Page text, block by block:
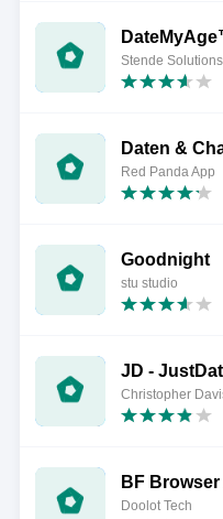
Stende
Daten &
Red Panda App
Goodnight
stu studio
JD -
Christopher
BF
Doolot Tech